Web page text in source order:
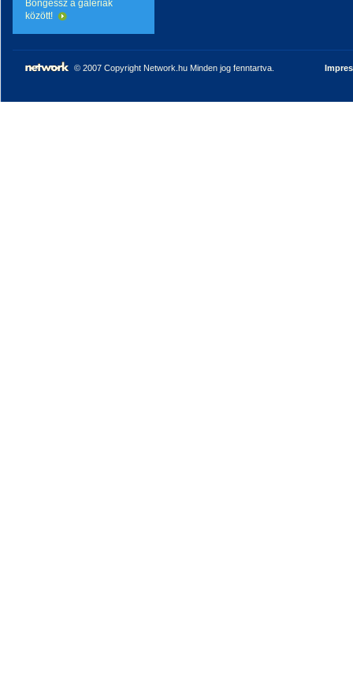
Böngéssz a galériák
között!
© 2007 Copyright Network.hu Minden jog fenntartva.